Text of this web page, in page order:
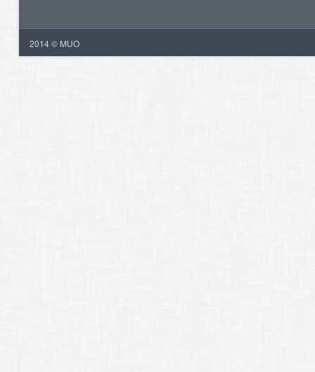
2014 © MUO